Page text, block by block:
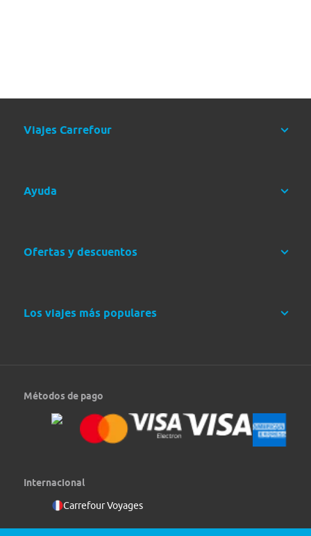
Viajes Carrefour
Ayuda
Ofertas y descuentos
Los viajes más populares
Métodos de pago
Internacional
Carrefour Voyages